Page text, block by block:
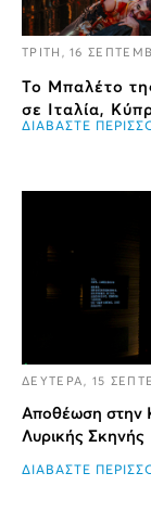
ΤΡΙΤΗ, 16
Το Μπαλέτο
σε Ιταλία,
ΔΙΑΒΑΣΤΕ
ΔΕΥΤΕΡΑ, 15
Αποθέωση στην
Λυρικής Σκηνής
ΔΙΑΒΑΣΤΕ